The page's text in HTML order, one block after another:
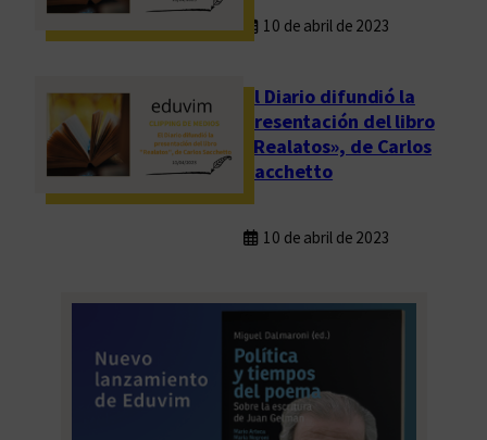
10 de abril de 2023
El Diario difundió la
presentación del libro
«Realatos», de Carlos
Sacchetto
10 de abril de 2023